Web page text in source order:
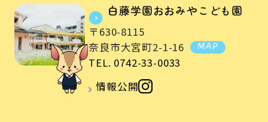
白藤学園おおみやこども園
〒630-8115
奈良市大宮町2-1-16
MAP
TEL. 0742-33-0033
情報公開